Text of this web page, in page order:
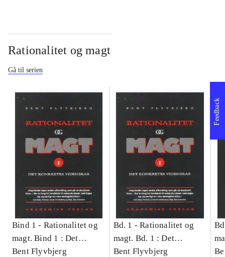
Rationalitet og magt
Gå til serien
Bind 1 - Rationalitet og
magt. Bind 1 : Det
konkretes videnskab
Bent Flyvbjerg
Bd. 1 -Rationalitet og
magt. Bd. 1 : Det
konkretes videnskab
Bent Flyvbjerg
Feedback